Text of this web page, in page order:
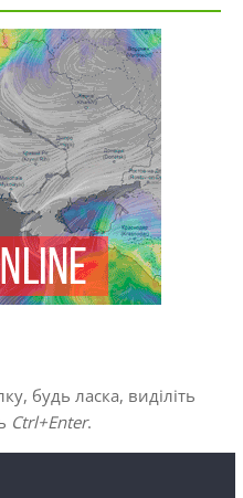
будь ласка, виділіть
Ctrl+Enter.